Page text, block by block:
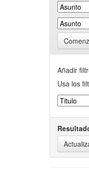
Añadir
Usa los